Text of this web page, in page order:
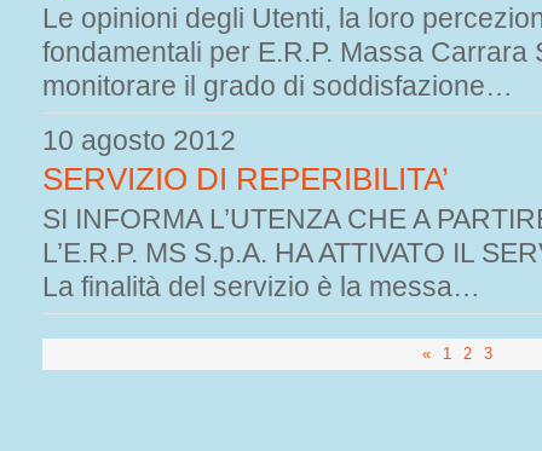
Le opinioni degli Utenti, la loro
fondamentali per E.R.P. Massa Carrara
monitorare il grado di soddisfazione…
10 agosto 2012
SERVIZIO DI REPERIBILITA’
SI INFORMA L’UTENZA CHE A
L’E.R.P. MS S.p.A. HA ATTIVATO IL
La finalità del servizio è la messa…
« 1 2 3